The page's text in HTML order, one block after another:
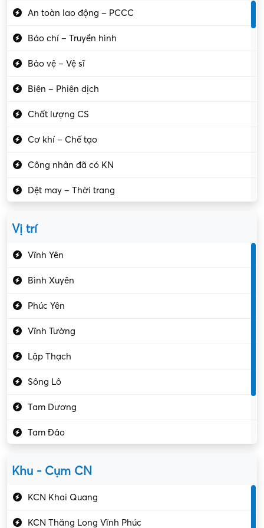
An toàn lao động – PCCC
Báo chí – Truyền hình
Bảo vệ – Vệ sĩ
Biên – Phiên dịch
Chất lượng CS
Cơ khí – Chế tạo
Công nhân đã có KN
Dệt may – Thời trang
Kiểm soát chất lượng
Kỹ sư cơ khí
Kỹ sư điện
Kỹ thuật cao
Vị trí
Vĩnh Yên
Bình Xuyên
Phúc Yên
Vĩnh Tường
Lập Thạch
Sông Lô
Tam Dương
Tam Đảo
Khu - Cụm CN
KCN Khai Quang
KCN Thăng Long Vĩnh Phúc